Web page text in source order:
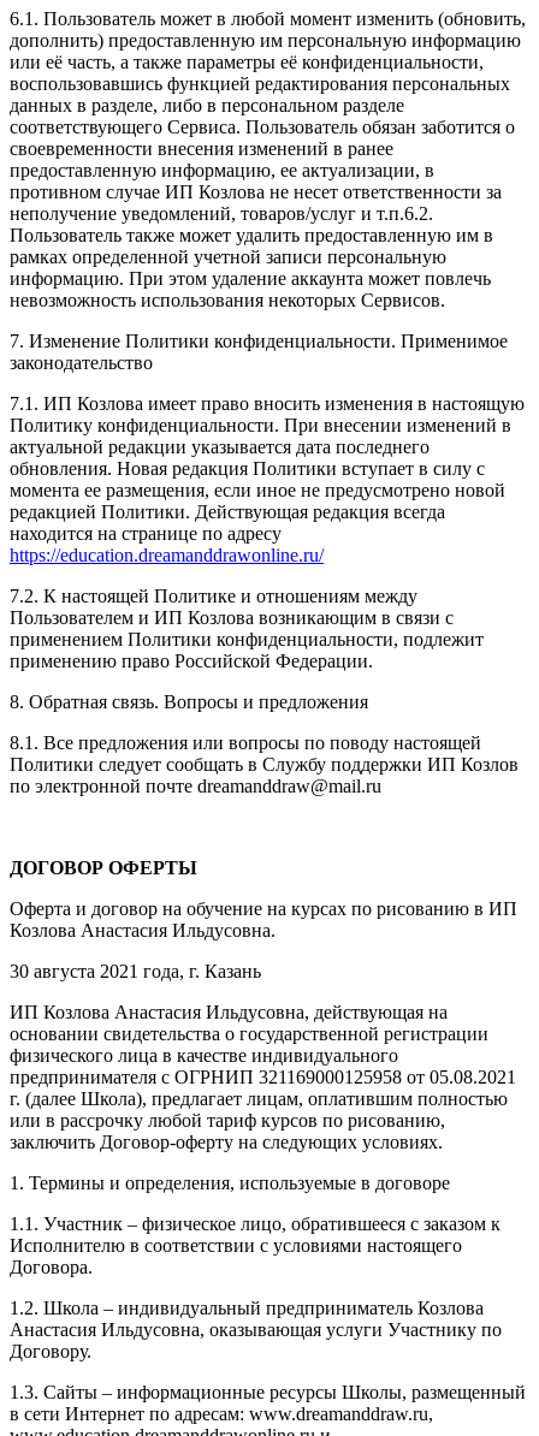
6.1. Пользователь может в любой момент изменить (обновить,
дополнить) предоставленную им персональную информацию
или её часть, а также параметры её конфиденциальности,
воспользовавшись функцией редактирования персональных
данных в разделе, либо в персональном разделе
соответствующего Сервиса. Пользователь обязан заботится о
своевременности внесения изменений в ранее
предоставленную информацию, ее актуализации, в
противном случае ИП Козлова не несет ответственности за
неполучение уведомлений, товаров/услуг и т.п.6.2.
Пользователь также может удалить предоставленную им в
рамках определенной учетной записи персональную
информацию. При этом удаление аккаунта может повлечь
невозможность использования некоторых Сервисов.
7. Изменение Политики конфиденциальности. Применимое
законодательство
7.1. ИП Козлова имеет право вносить изменения в настоящую
Политику конфиденциальности. При внесении изменений в
актуальной редакции указывается дата последнего
обновления. Новая редакция Политики вступает в силу с
момента ее размещения, если иное не предусмотрено новой
редакцией Политики. Действующая редакция всегда
находится на странице по адресу
https://education.dreamanddrawonline.ru/
7.2. К настоящей Политике и отношениям между
Пользователем и ИП Козлова возникающим в связи с
применением Политики конфиденциальности, подлежит
применению право Российской Федерации.
8. Обратная связь. Вопросы и предложения
8.1. Все предложения или вопросы по поводу настоящей
Политики следует сообщать в Службу поддержки ИП Козлов
по электронной почте dreamanddraw@mail.ru
ДОГОВОР ОФЕРТЫ
Оферта и договор на обучение на курсах по рисованию в ИП
Козлова Анастасия Ильдусовна.
30 августа 2021 года, г. Казань
ИП Козлова Анастасия Ильдусовна, действующая на
основании свидетельства о государственной регистрации
физического лица в качестве индивидуального
предпринимателя с ОГРНИП 321169000125958 от 05.08.2021
г. (далее Школа), предлагает лицам, оплатившим полностью
или в рассрочку любой тариф курсов по рисованию,
заключить Договор-оферту на следующих условиях.
1. Термины и определения, используемые в договоре
1.1. Участник – физическое лицо, обратившееся с заказом к
Исполнителю в соответствии с условиями настоящего
Договора.
1.2. Школа – индивидуальный предприниматель Козлова
Анастасия Ильдусовна, оказывающая услуги Участнику по
Договору.
1.3. Сайты – информационные ресурсы Школы, размещенный
в сети Интернет по адресам: www.dreamanddraw.ru,